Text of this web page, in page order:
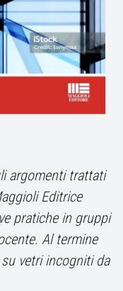
argomenti trattati
Editrice
pratiche in gruppi
Al termine
vetri incogniti da